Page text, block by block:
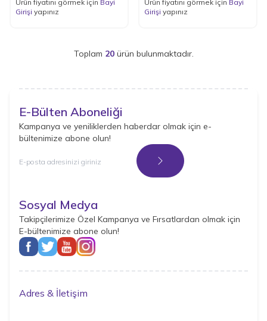
Ürün fiyatını görmek için Bayi
Girişi yapınız
Ürün fiyatını görmek için Bayi
Girişi yapınız
Toplam 20ürün bulunmaktadır.
E-Bülten Aboneliği
Kampanya ve yeniliklerden haberdar olmak için e-
bültenimize abone olun!
Kayıt Ol
Sosyal Medya
Takipçilerimize Özel Kampanya ve Fırsatlardan olmak için
E-bültenimize abone olun!
Adres & İletişim